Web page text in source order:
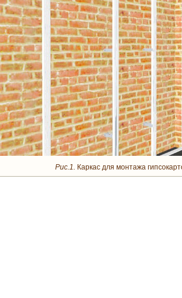
Рис.1. Каркас для монтажа